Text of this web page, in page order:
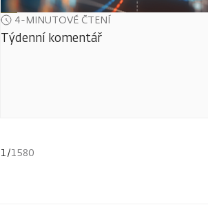
4-MINUTOVÉ ČTENÍ
Týdenní komentář
1/1580